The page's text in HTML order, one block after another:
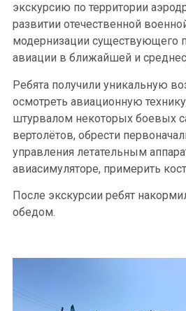
экскурсию по территории
развитии отечественной
модернизации существующего
авиации в ближайшей и
Ребята получили уникальную
осмотреть авиационную
штурвалом некоторых боевых
вертолётов, обрести
управления летательным
авиасимуляторе, примерить
После экскурсии ребят
обедом.